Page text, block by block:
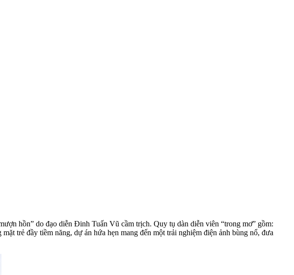
hồn” do đạo diễn Đinh Tuấn Vũ cầm trịch. Quy tụ dàn diễn viên “trong mơ” gồm:
trẻ đầy tiềm năng, dự án hứa hẹn mang đến một trải nghiệm điện ảnh bùng nổ, đưa